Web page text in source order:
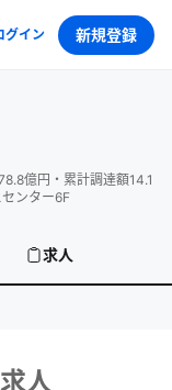
グイン 新規登録
億円 ・ 累計調達額14.1
ンター6F
求人
人